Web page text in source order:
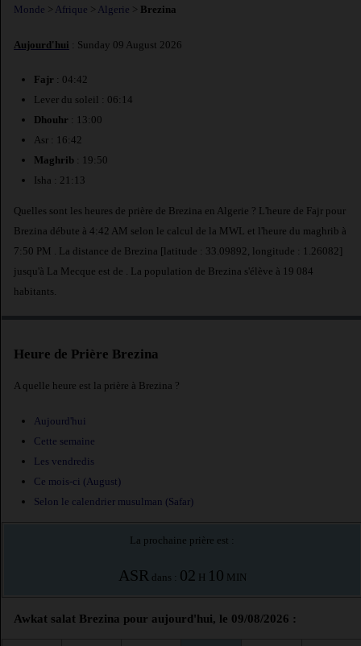
Monde > Afrique > Algerie > Brezina
Aujourd'hui : Sunday 09 August 2026
Fajr : 04:42
Lever du soleil : 06:14
Dhouhr : 13:00
Asr : 16:42
Maghrib : 19:50
Isha : 21:13
Quelles sont les heures de prière de Brezina en Algerie ? L'heure de Fajr pour
Brezina débute à 4:42 AM selon le calcul de la MWL et l'heure du maghrib à
7:50 PM . La distance de Brezina [latitude : 33.09892, longitude : 1.26082]
jusqu'à La Mecque est de . La population de Brezina s'élève à 19 084
habitants.
Heure de Prière Brezina
A quelle heure est la prière à Brezina ?
Aujourd'hui
Cette semaine
Les vendredis
Ce mois-ci (August)
Selon le calendrier musulman (Safar)
La prochaine prière est :
ASR dans : 02 H 10 MIN
Awkat salat Brezina pour aujourd'hui, le 09/08/2026 :